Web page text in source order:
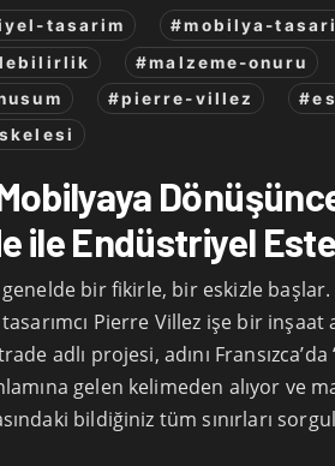
tasarim
#mobilya-
#malzeme-onuru
#pierre-villez
ile Endüstriyel
bir fikirle, bir eskizle başlar.
Pierre Villez işe bir inşaat
adlı projesi, adını
gelen kelimeden alıyor ve
bildiğiniz tüm sınırları